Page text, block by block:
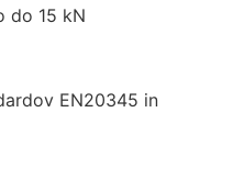
do 15 kN
EN20345 in